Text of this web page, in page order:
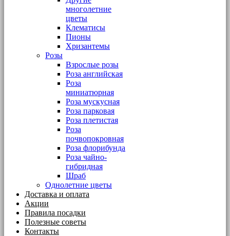
многолетние
цветы
Клематисы
Пионы
Хризантемы
Розы
Взрослые розы
Роза английская
Роза
миниатюрная
Роза мускусная
Роза парковая
Роза плетистая
Роза
почвопокровная
Роза флорибунда
Роза чайно-
гибридная
Шраб
Однолетние цветы
Доставка и оплата
Акции
Правила посадки
Полезные советы
Контакты